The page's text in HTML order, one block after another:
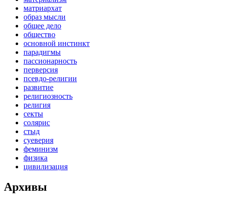
матриархат
образ мысли
общее дело
общество
основной инстинкт
парадигмы
пассионарность
перверсия
псевдо-религии
развитие
религиозность
религия
секты
солярис
стыд
суеверия
феминизм
физика
цивилизация
Архивы